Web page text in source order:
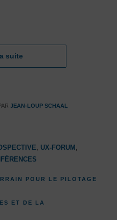
suite
JEAN-LOUP SCHAAL
, UX-FORUM ,
POUR LE PILOTAGE
ET DE LA